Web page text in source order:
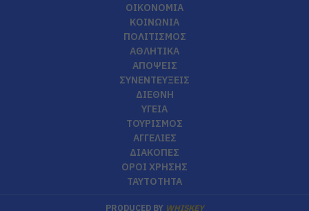
ΟΙΚΟΝΟΜΙΑ
ΚΟΙΝΩΝΙΑ
ΠΟΛΙΤΙΣΜΟΣ
ΑΘΛΗΤΙΚΑ
ΑΠΟΨΕΙΣ
ΣΥΝΕΝΤΕΥΞΕΙΣ
ΔΙΕΘΝΗ
ΥΓΕΙΑ
ΤΟΥΡΙΣΜΟΣ
ΑΓΓΕΛΙΕΣ
ΔΙΑΚΟΠΕΣ
ΟΡΟΙ ΧΡΗΣΗΣ
ΤΑΥΤΟΤΗΤΑ
PRODUCED BY WHISKEY